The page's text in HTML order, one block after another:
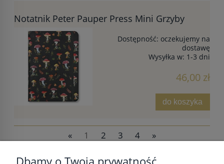
Notatnik Peter Pauper Press Mini Grzyby
Dostępność: oczekujemy na
dostawę
Wysyłka w: 1-3 dni
46,00 zł
do koszyka
« 1 2 3 4 »